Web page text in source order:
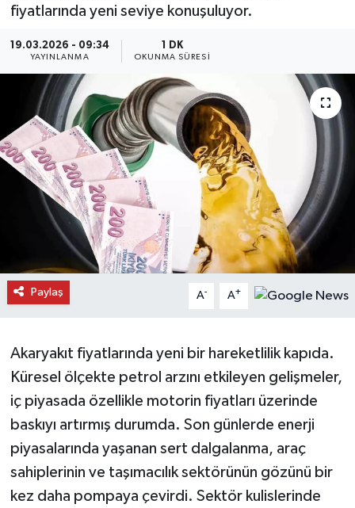
fiyatlarında yeni seviye konuşuluyor.
19.03.2026 - 09:34
YAYINLANMA
1 DK
OKUNMA SÜRESI
Paylaş A- A+
Akaryakıt fiyatlarında yeni bir hareketlilik kapıda.
Küresel ölçekte petrol arzını etkileyen gelişmeler,
iç piyasada özellikle motorin fiyatları üzerinde
baskıyı artırmış durumda. Son günlerde enerji
piyasalarında yaşanan sert dalgalanma, araç
sahiplerinin ve taşımacılık sektörünün gözünü bir
kez daha pompaya çevirdi. Sektör kulislerinde
Bozkurt Haberleri
Çatalzeytin Haberleri
Cide Haberleri
Daday Haberleri
Devrekani Haberleri
Doğanyurt Haberleri
Hanönü Haberleri
İhsangazi Haberleri
Küre Haberleri
Merkez Haberleri
Pınarbaşı Haberleri
Şenpazar Haberleri